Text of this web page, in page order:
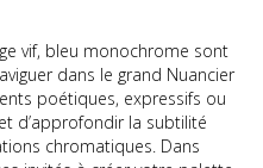
vif, bleu monochrome sont
dans le grand Nuancier
poétiques, expressifs ou
d’approfondir la subtilité
chromatiques. Dans